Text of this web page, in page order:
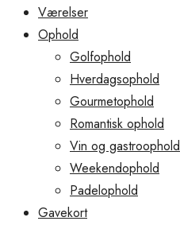
Værelser
Ophold
Golfophold
Hverdagsophold
Gourmetophold
Romantisk ophold
Vin og gastroophold
Weekendophold
Padelophold
Gavekort